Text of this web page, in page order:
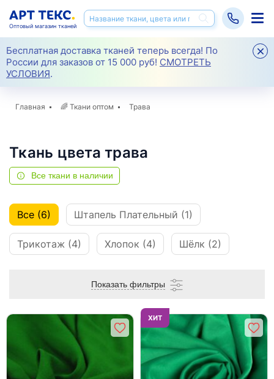
Бесплатная доставка тканей теперь всегда! По
России для заказов от 15 000 руб! СМОТРЕТЬ
УСЛОВИЯ.
Оптовый магазин тканей
Главная 🌈 Ткани оптом Трава
Ткань цвета трава
Все ткани в наличии
Все (6) Штапель Плательный (1)
Трикотаж (4) Хлопок (4) Шёлк (2)
Показать фильтры
ХИТ